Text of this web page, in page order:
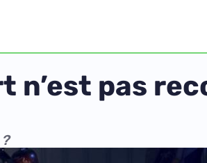
n’est pas